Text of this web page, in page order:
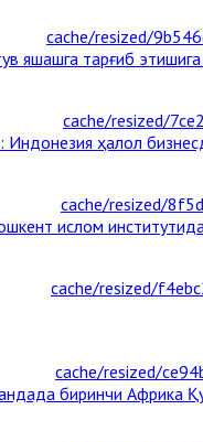
ҳалол
ислом
биринчи Aфрика